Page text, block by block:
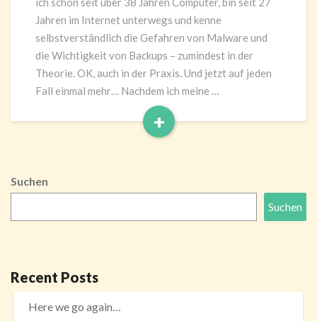
Jahren im Internet unterwegs und kenne
selbstverständlich die Gefahren von Malware und
die Wichtigkeit von Backups – zumindest in der
Theorie. OK, auch in der Praxis. Und jetzt auf jeden
Fall einmal mehr… Nachdem ich meine …
+
Read
Suchen
Suchen
Recent Posts
Here we go again…